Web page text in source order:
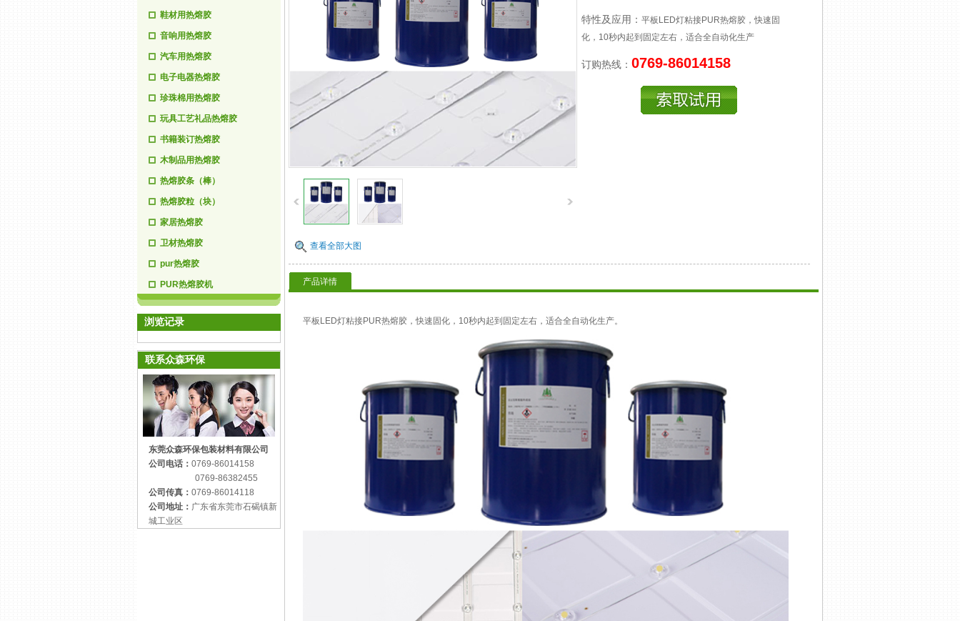
鞋材用热熔胶
音响用热熔胶
汽车用热熔胶
电子电器热熔胶
珍珠棉用热熔胶
玩具工艺礼品热熔胶
书籍装订热熔胶
木制品用热熔胶
热熔胶条（棒）
热熔胶粒（块）
家居热熔胶
卫材热熔胶
pur热熔胶
PUR热熔胶机
浏览记录
联系众森环保
东莞众森环保包装材料有限公司
公司电话： 0769-86014158
0769-86382455
公司传真： 0769-86014118
公司地址： 广东省东莞市石碣镇新
城工业区
查看全部大图
特性及应用： 平板LED灯粘接PUR热熔胶，快速固
化，10秒内起到固定左右，适合全自动化生产
订购热线： 0769-86014158
产品详情
平板LED灯粘接PUR热熔胶，快速固化，10秒内起到固定左右，适合全自动化生产。